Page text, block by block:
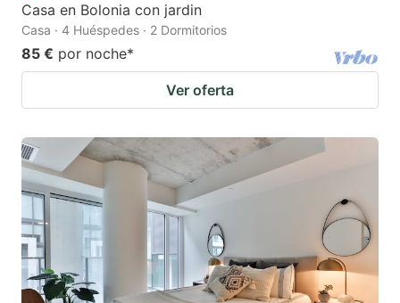
Casa en Bolonia con jardin
Casa · 4 Huéspedes · 2 Dormitorios
85 € por noche*
Ver oferta